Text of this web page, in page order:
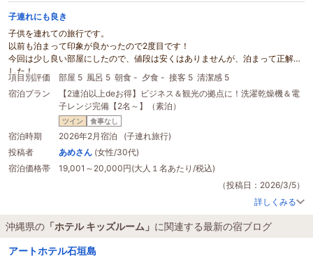
子連れにも良き
子供を連れての旅行です。
以前も泊まって印象が良かったので2度目です！
今回は少し良い部屋にしたので、値段は安くはありませんが、泊まって正解で
した！
部屋が広い分、子供たちはテンションが上がり
部屋でも楽しんでいました！そしてキッズルームが新しくできたのでそちらで
も楽しみました。
何よりアメニティが自分で必要なものを、必要なだけ取れるのや、ドリンクサ
ービスがあるのがとても良いです！
夜の時間には、泡盛までありました！
部屋のシャンプーやドライヤーはリファなので
そちらも嬉しいポイントでした！
項目別評価 部屋 5 風呂 5 朝食 - 夕食 - 接客 5 清潔感 5
宿泊プラン
【2連泊以上deお得】ビジネス＆観光の拠点に！洗濯乾燥機＆電
子レンジ完備【2名～】（素泊）
ツイン 食事なし
宿泊時期
2026年2月宿泊 (子連れ旅行)
投稿者
あめさん (女性/30代)
宿泊価格帯
19,001～20,000円(大人１名あたり/税込)
（投稿日：2026/3/5）
詳しくみる
沖縄県の 「ホテル キッズルーム」 に関連する最新の宿ブログ
アートホテル石垣島